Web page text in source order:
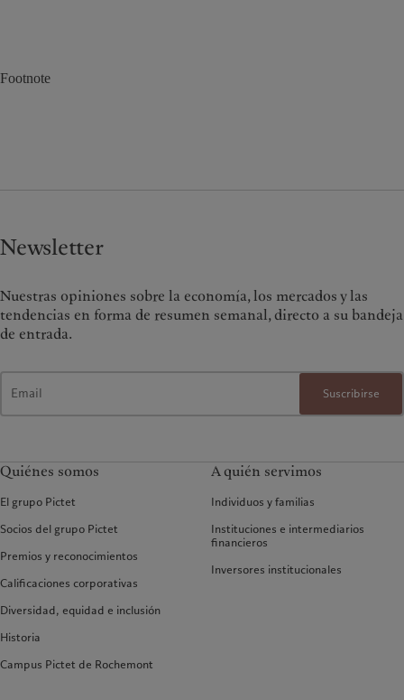
Footnote
Newsletter
Nuestras opiniones sobre la economía, los mercados y las
tendencias en forma de resumen semanal, directo a su bandeja
de entrada.
Suscribirse
Quiénes somos
El grupo Pictet
Socios del grupo Pictet
Premios y reconocimientos
Calificaciones corporativas
Diversidad, equidad e inclusión
Historia
Campus Pictet de Rochemont
A quién servimos
Individuos y familias
Instituciones e intermediarios
financieros
Inversores institucionales